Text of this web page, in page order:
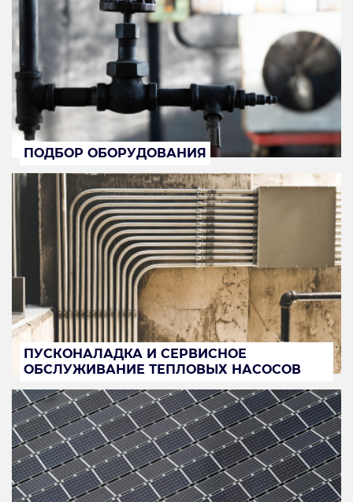
ПОДБОР ОБОРУДОВАНИЯ
ПУСКОНАЛАДКА И СЕРВИСНОЕ
ОБСЛУЖИВАНИЕ ТЕПЛОВЫХ НАСОСОВ